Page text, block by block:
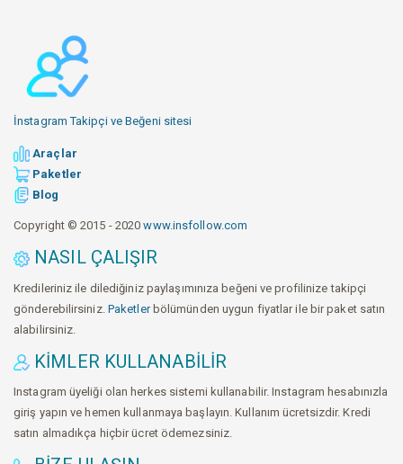
İnstagram Takipçi ve Beğeni sitesi
Araçlar
Paketler
Blog
Copyright © 2015 - 2020www.insfollow.com
NASIL ÇALIŞIR
Kredileriniz ile dilediğiniz paylaşımınıza beğeni ve profilinize takipçi
gönderebilirsiniz. Paketlerbölümünden uygun fiyatlar ile bir paket satın
alabilirsiniz.
KIMLER KULLANABILIR
Instagram üyeliği olan herkes sistemi kullanabilir. Instagram hesabınızla
giriş yapın ve hemen kullanmaya başlayın. Kullanım ücretsizdir. Kredi
satın almadıkça hiçbir ücret ödemezsiniz.